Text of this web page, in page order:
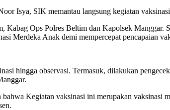
Isya, SIK memantau langsung kegiatan
Ops Polres Beltim dan Kapolsek Manggar.
Merdeka Anak demi mempercepat pencapaian
hingga observasi. Termasuk, dilakukan
Kegiatan vaksinasi ini merupakan vaksinasi